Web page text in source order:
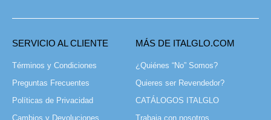
SERVICIO AL CLIENTE
Términos y Condiciones
Preguntas Frecuentes
Políticas de Privacidad
Cambios y Devoluciones
MÁS DE ITALGLO.COM
¿Quiénes “No” Somos?
Quieres ser Revendedor?
CATÁLOGOS ITALGLO
Trabaja con nosotros